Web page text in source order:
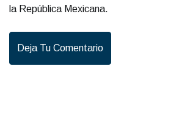
la República Mexicana.
Deja Tu Comentario